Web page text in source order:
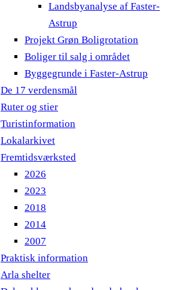
Landsbyanalyse af Faster-
Astrup
Projekt Grøn Boligrotation
Boliger til salg i området
Byggegrunde i Faster-Astrup
De 17 verdensmål
Ruter og stier
Turistinformation
Lokalarkivet
Fremtidsværksted
2026
2023
2018
2014
2007
Praktisk information
Arla shelter